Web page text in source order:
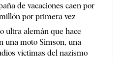
de vacaciones caen por
por primera vez
ultra alemán que hace
una moto Simson, una
víctimas del nazismo